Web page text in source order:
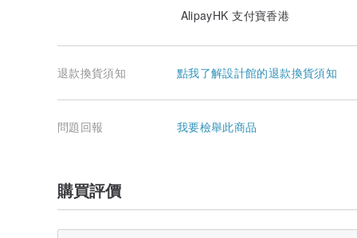
AlipayHK 支付寶香港
退款換貨須知 點我了解設計館的退款換貨須知
問題回報 我要檢舉此商品
購買評價